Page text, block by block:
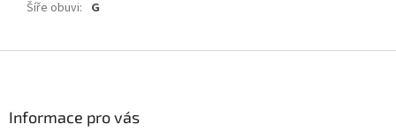
Šíře obuvi: G
Informace pro vás